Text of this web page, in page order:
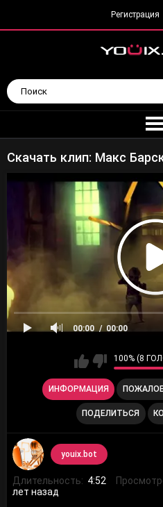
Регистрация
Скачать клип: Макс
00:00 00:00
100% (8
ИНФОРМАЦИЯ
ПОДЕЛИТЬСЯ
youix.bot
Длительность: 4:52
лет назад